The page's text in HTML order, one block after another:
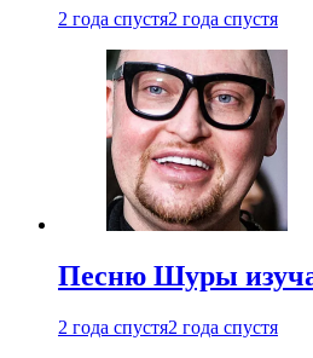
2 года спустя2 года спустя
Песню Шуры
2 года спустя2 года спустя